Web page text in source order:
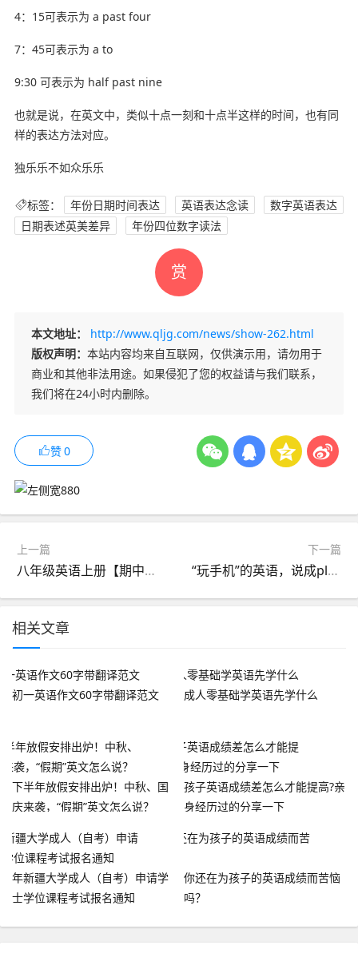
4：15可表示为 a past four
7：45可表示为 a to
9:30 可表示为 half past nine
也就是说，在英文中，类似十点一刻和十点半这样的时间，也有同
样的表达方法对应。
独乐乐不如众乐乐
标签： 年份日期时间表达 英语表达念读
数字英语表达
日期表述英美差异
年份四位数字读法
赏
本文地址：
http://www.qljg.com/news/show-262.html
版权声明： 本站内容均来自互联网，仅供演示用，请勿用于
商业和其他非法用途。如果侵犯了您的权益请与我们联系，
我们将在24小时内删除。
赞0
上一篇
八年级英语上册【期中考试作文】必背范文整理，复习抓紧过一遍！
下一篇
“玩手机”的英语，说成play the phone，老外能懂吗
相关文章
初一英语作文60字带翻译范文 成人零基础学英语先学什么
下半年放假安排出炉！中秋、国
庆来袭，“假期”英文怎么说？
孩子英语成绩差怎么才能提高?亲
身经历过的分享一下
年新疆大学成人（自考）申请学
士学位课程考试报名通知
你还在为孩子的英语成绩而苦恼
吗？